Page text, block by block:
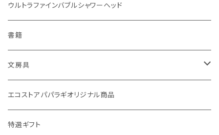
マイボトル
Ecoffee Cup（環境にやさしい竹素材）
stojo(折り畳めて何度でも使用できるコーヒーカップ)
オリーブウッド カッティングボード
調理用品
白米（1回購入）
分づき米（1回購入）
リップバーム
国産シャンプーバー・コンディショナーバー
生分解性ソープ類・せっけん
アメニティー・バス用品
天然素材のブラシ、掃除道具
生理用品
虫除けグッズ
ウルトラファインバブルシャワーヘッド
書籍
文房具
バナナペーパーグッズ
天然素材の消しゴム
エコストアパパラギオリジナル商品
特選ギフト